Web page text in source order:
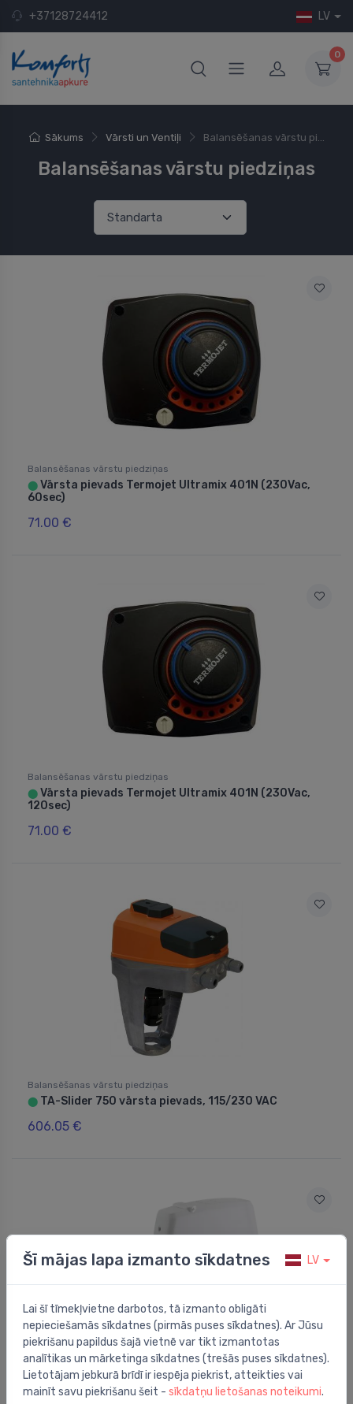
+37128724412 LV
0
Sākums Vārsti un Ventiļi Balansēšanas vārstu pi...
Balansēšanas vārstu piedziņas
Balansēšanas vārstu piedziņas
⬤ Vārsta pievads Termojet Ultramix 401N (230Vac,
60sec)
71.00 €
Balansēšanas vārstu piedziņas
⬤ Vārsta pievads Termojet Ultramix 401N (230Vac,
120sec)
71.00 €
Balansēšanas vārstu piedziņas
⬤ TA-Slider 750 vārsta pievads, 115/230 VAC
606.05 €
Balansēšanas vārstu piedziņas
⬤TA-Slider 500 vārsta pievads, 24 VAC/VDC, 1m
Šī mājas lapa izmanto sīkdatnes LV
Lai šī tīmekļvietne darbotos, tā izmanto obligāti
nepieciešamās sīkdatnes (pirmās puses sīkdatnes). Ar Jūsu
piekrišanu papildus šajā vietnē var tikt izmantotas
analītikas un mārketinga sīkdatnes (trešās puses sīkdatnes).
Lietotājam jebkurā brīdī ir iespēja piekrist, atteikties vai
mainīt savu piekrišanu šeit - sīkdatņu lietošanas noteikumi.